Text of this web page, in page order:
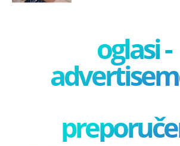
oglasi -